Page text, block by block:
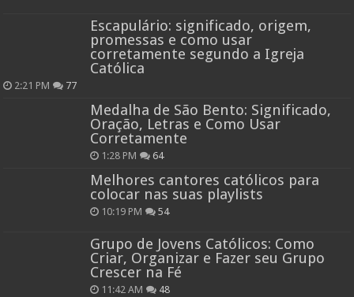
Escapulário: significado, origem,
promessas e como usar
corretamente segundo a Igreja
Católica
2:21 PM 77
Medalha de São Bento: Significado,
Oração, Letras e Como Usar
Corretamente
1:28 PM 64
Melhores cantores católicos para
colocar nas suas playlists
10:19 PM 54
Grupo de Jovens Católicos: Como
Criar, Organizar e Fazer seu Grupo
Crescer na Fé
11:42 AM 48